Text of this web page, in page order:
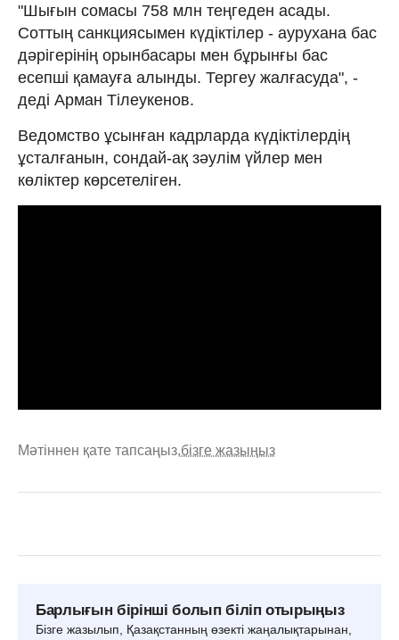
"Шығын сомасы 758 млн теңгеден асады.
Соттың санкциясымен күдіктілер - аурухана бас
дәрігерінің орынбасары мен бұрынғы бас
есепші қамауға алынды. Тергеу жалғасуда", -
деді Арман Тілеукенов.
Ведомство ұсынған кадрларда күдіктілердің
ұсталғанын, сондай-ақ зәулім үйлер мен
көліктер көрсетеліген.
Мәтіннен қате тапсаңыз,бізге жазыңыз
Барлығын бірінші болып біліп отырыңыз
Бізге жазылып, Қазақстанның өзекті жаңалықтарынан,